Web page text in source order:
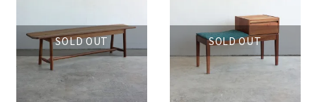
SOLD OUT SOLD OUT